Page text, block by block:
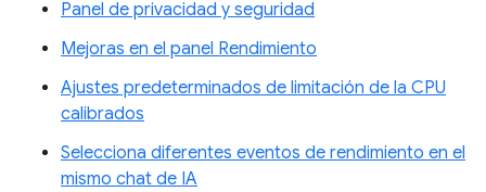
Panel de privacidad y seguridad
Mejoras en el panel Rendimiento
Ajustes predeterminados de limitación de la CPU
calibrados
Selecciona diferentes eventos de rendimiento en el
mismo chat de IA